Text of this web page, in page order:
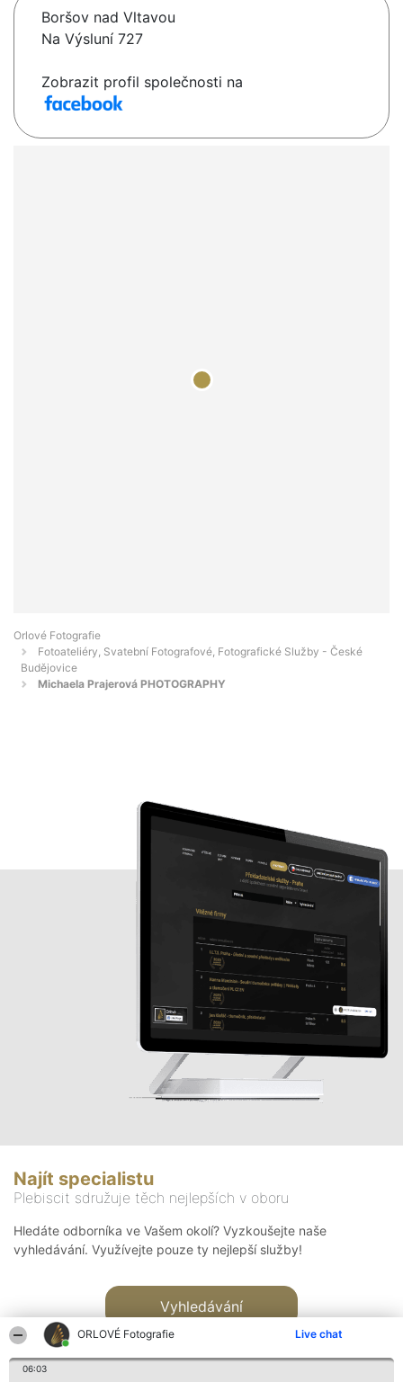
ORLOVÉ Fotografie Live chat
06:03
Boršov nad Vltavou
Na Výsluní 727
Zobrazit profil společnosti na
Orlové Fotografie
Fotoateliéry, Svatební Fotografové, Fotografické Služby - České
Budějovice
Michaela Prajerová PHOTOGRAPHY
Najít specialistu
Plebiscit sdružuje těch nejlepších v oboru
Hledáte odborníka ve Vašem okolí? Vyzkoušejte naše
vyhledávání. Využívejte pouze ty nejlepší služby!
Vyhledávání